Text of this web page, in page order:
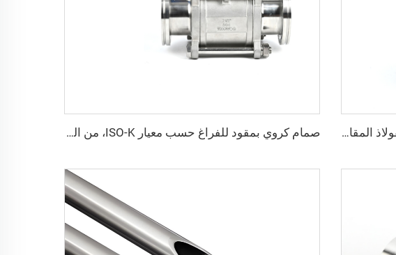
صمامات بوابة يدوية هوائية مزدوجة من الفولاذ المقاوم للصدأ SS304 عالية الجودة KF25 KF50 CF25 CF50 للفراغ العالي صمام كروي بمقود للفراغ حسب معيار ISO-K، من الفولاذ المقاوم للصدأ SS304 وSS316L، صمام كروي ثلاثي القطع قطره NW63/NW80/NW100، بمنصة ISO63-ISO100